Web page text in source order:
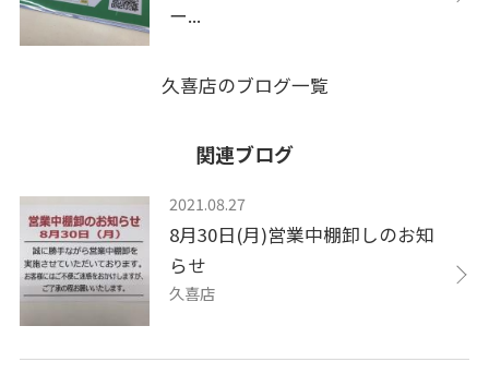
ー...
久喜店のブログ一覧
関連ブログ
2021.08.27
8月30日(月)営業中棚卸しのお知
らせ
久喜店